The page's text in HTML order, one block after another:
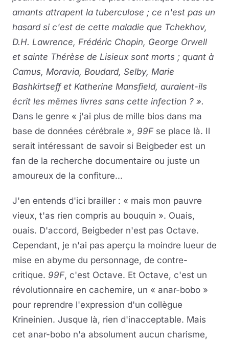
amants attrapent la tuberculose ; ce n'est pas un
hasard si c'est de cette maladie que Tchekhov,
D.H. Lawrence, Frédéric Chopin, George Orwell
et sainte Thérèse de Lisieux sont morts ; quant à
Camus, Moravia, Boudard, Selby, Marie
Bashkirtseff et Katherine Mansfield, auraient-ils
écrit les mêmes livres sans cette infection ? ».
Dans le genre « j'ai plus de mille bios dans ma
base de données cérébrale », 99F se place là. Il
serait intéressant de savoir si Beigbeder est un
fan de la recherche documentaire ou juste un
amoureux de la confiture...
J'en entends d'ici brailler : « mais mon pauvre
vieux, t'as rien compris au bouquin ». Ouais,
ouais. D'accord, Beigbeder n'est pas Octave.
Cependant, je n'ai pas aperçu la moindre lueur de
mise en abyme du personnage, de contre-
critique. 99F, c'est Octave. Et Octave, c'est un
révolutionnaire en cachemire, un « anar-bobo »
pour reprendre l'expression d'un collègue
Krineinien. Jusque là, rien d'inacceptable. Mais
cet anar-bobo n'a absolument aucun charisme,